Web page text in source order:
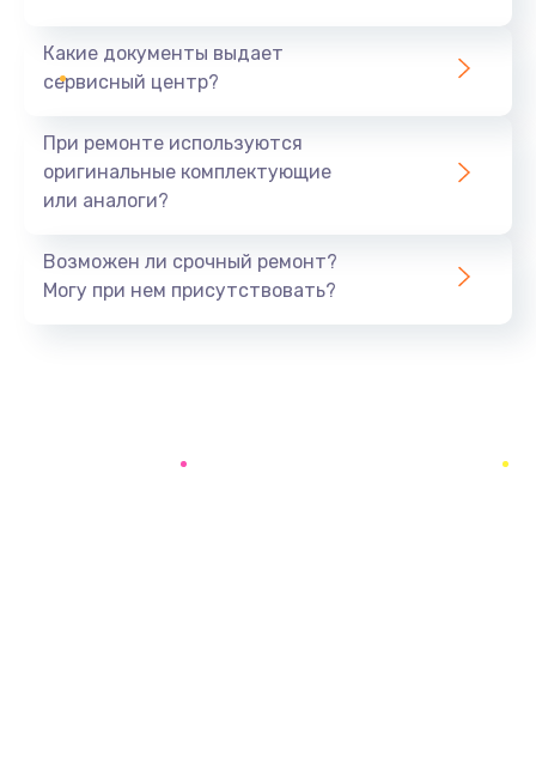
Чистка оптической системы
Не включается
Заказать
Какие документы выдает
сервисный центр?
При ремонте используются
оригинальные комплектующие
или аналоги?
Возможен ли срочный ремонт?
Могу при нем присутствовать?